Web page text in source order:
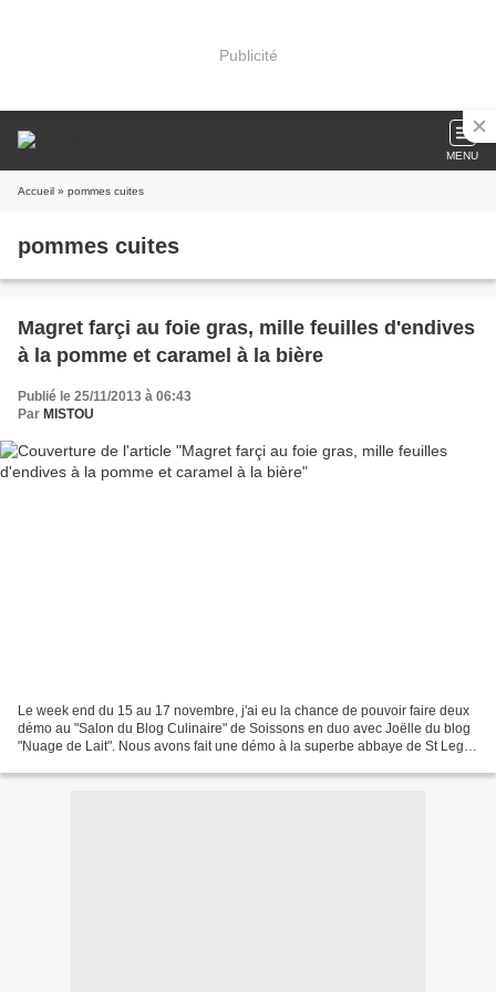
Publicité
MENU
Accueil » pommes cuites
pommes cuites
Magret farçi au foie gras, mille feuilles d'endives
à la pomme et caramel à la bière
Publié le 25/11/2013 à 06:43
Par MISTOU
Le week end du 15 au 17 novembre, j'ai eu la chance de pouvoir faire deux
démo au "Salon du Blog Culinaire" de Soissons en duo avec Joëlle du blog
"Nuage de Lait". Nous avons fait une démo à la superbe abbaye de St Leger